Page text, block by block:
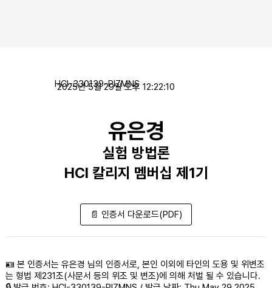
유은경
실험 방법론
HCI 칼리지 멤버십 제1기
HCI-330139-PIZMNS
2025년 5월 29일 오후 12:22:10
📄 인증서 다운로드(PDF)
🪪 본 인증서는 유은경 님의 인증서로, 본인 이외에 타인의 도용 및 위변조
는 형법 제231조(사문서 등의 위조 및 변조)에 의해 처벌 될 수 있습니다.